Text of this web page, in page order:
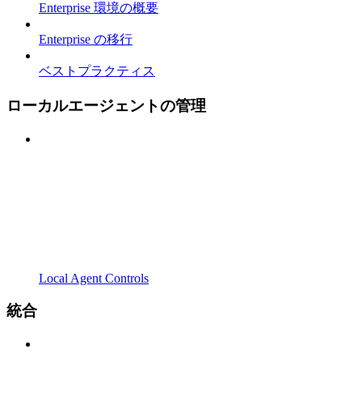
Enterprise 環境の概要
Enterprise の移行
ベストプラクティス
ローカルエージェントの管理
Local Agent Controls
統合